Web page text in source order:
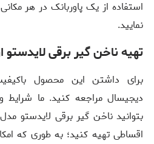
استفاده از یک پاوربانک در هر
نمایید.
تهیه ناخن گیر برقی
برای داشتن این محصول
دیجیسال مراجعه کنید. ما شرایط